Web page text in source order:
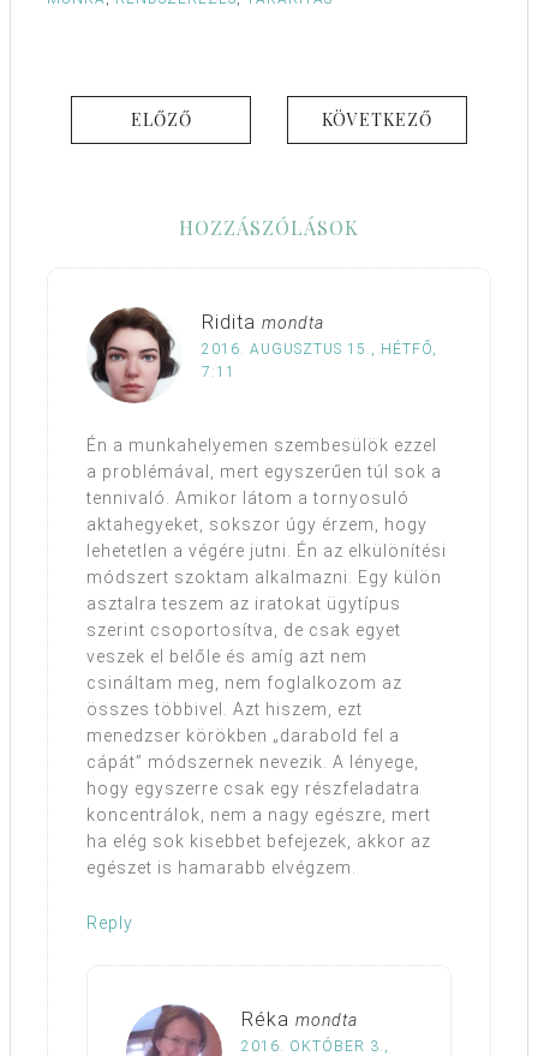
ELŐZŐ KÖVETKEZŐ
HOZZÁSZÓLÁSOK
Ridita mondta
2016. AUGUSZTUS 15., HÉTFŐ,
7:11
Én a munkahelyemen szembesülök ezzel
a problémával, mert egyszerűen túl sok a
tennivaló. Amikor látom a tornyosuló
aktahegyeket, sokszor úgy érzem, hogy
lehetetlen a végére jutni. Én az elkülönítési
módszert szoktam alkalmazni. Egy külön
asztalra teszem az iratokat ügytípus
szerint csoportosítva, de csak egyet
veszek el belőle és amíg azt nem
csináltam meg, nem foglalkozom az
összes többivel. Azt hiszem, ezt
menedzser körökben „darabold fel a
cápát” módszernek nevezik. A lényege,
hogy egyszerre csak egy részfeladatra
koncentrálok, nem a nagy egészre, mert
ha elég sok kisebbet befejezek, akkor az
egészet is hamarabb elvégzem.
Reply
Réka mondta
2016. OKTÓBER 3.,